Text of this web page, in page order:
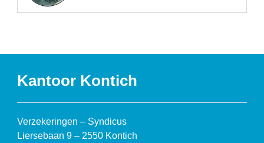
Kantoor Kontich
Verzekeringen – Syndicus
Liersebaan 9 – 2550 Kontich